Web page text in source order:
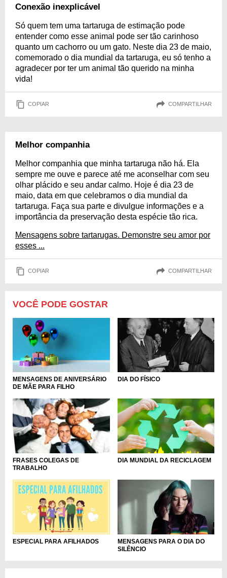
Conexão inexplicável
Só quem tem uma tartaruga de estimação pode
entender como esse animal pode ser tão carinhoso
quanto um cachorro ou um gato. Neste dia 23 de maio,
comemorado o dia mundial da tartaruga, eu só tenho a
agradecer por ter um animal tão querido na minha
vida!
COPIAR COMPARTILHAR
Melhor companhia
Melhor companhia que minha tartaruga não há. Ela
sempre me ouve e parece até me aconselhar com seu
olhar plácido e seu andar calmo. Hoje é dia 23 de
maio, data em que celebramos o dia mundial da
tartaruga. Faça sua parte e divulgue informações e a
importância da preservação desta espécie tão rica.
Mensagens sobre tartarugas. Demonstre seu amor por
esses ...
COPIAR COMPARTILHAR
VOCÊ PODE GOSTAR
MENSAGENS DE ANIVERSÁRIO
DE MÃE PARA FILHO
DIA DO FÍSICO
FRASES COLEGAS DE
TRABALHO
DIA MUNDIAL DA RECICLAGEM
ESPECIAL PARA AFILHADOS
MENSAGENS PARA O DIA DO
SILÊNCIO